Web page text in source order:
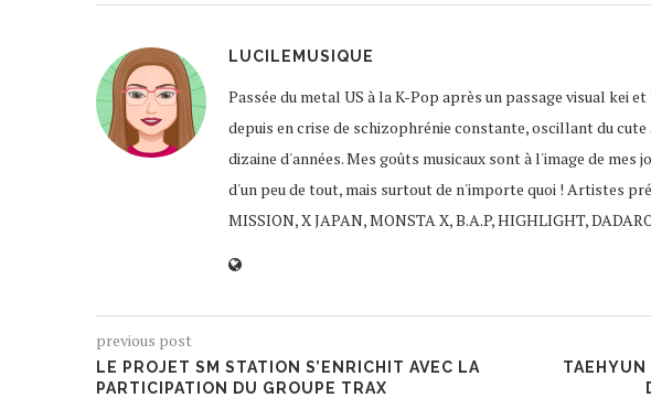
LUCILEMUSIQUE
Passée du metal US à la K-Pop après un passage visual kei
depuis en crise de schizophrénie constante, oscillant du
dizaine d'années. Mes goûts musicaux sont à l'image de mes
d'un peu de tout, mais surtout de n'importe quoi ! Artistes
MISSION, X JAPAN, MONSTA X, B.A.P, HIGHLIGHT,
previous post
LE PROJET SM STATION S’ENRICHIT AVEC LA
PARTICIPATION DU GROUPE TRAX
TAEHYUN